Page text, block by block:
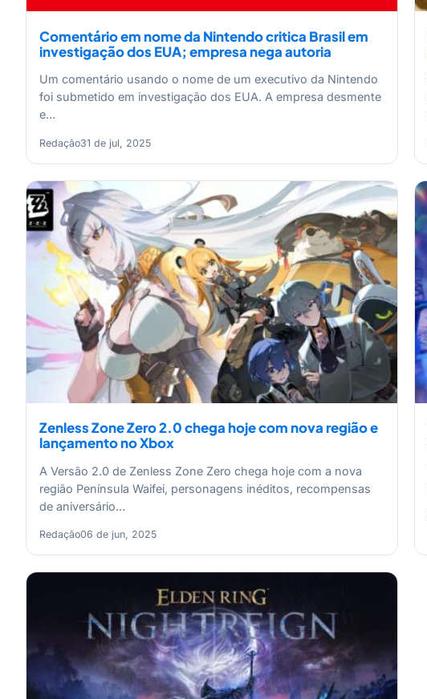
Comentário em nome da Nintendo critica Brasil em
investigação dos EUA; empresa nega autoria
Um comentário usando o nome de um executivo da Nintendo
foi submetido em investigação dos EUA. A empresa desmente
e…
Redação31 de jul, 2025
Zenless Zone Zero 2.0 chega hoje com nova região e
lançamento no Xbox
A Versão 2.0 de Zenless Zone Zero chega hoje com a nova
região Península Waifei, personagens inéditos, recompensas
de aniversário…
Redação06 de jun, 2025